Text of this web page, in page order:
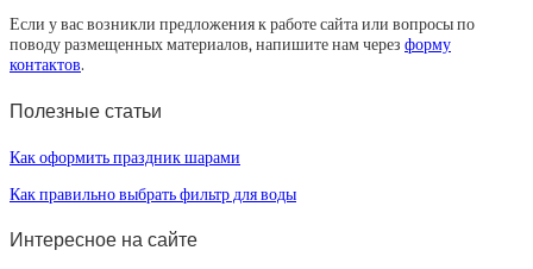
Если у вас возникли предложения к работе сайта или вопросы по
поводу размещенных материалов, напишите нам через форму
контактов.
Полезные статьи
Как оформить праздник шарами
Как правильно выбрать фильтр для воды
Интересное на сайте